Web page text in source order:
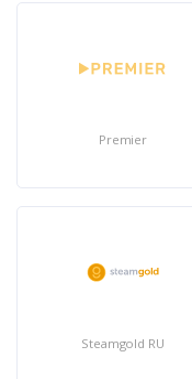
Premier
Steamgold RU